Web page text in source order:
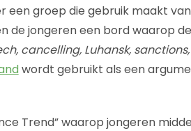
een groep die gebruik maakt
de jongeren een bord waarop
cancelling, Luhansk,
wordt gebruikt als een
Trend” waarop jongeren